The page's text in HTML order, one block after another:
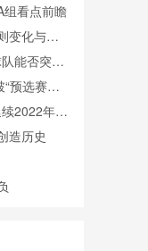
组看点前瞻
变化与分
队能否突
“预选赛之
续2022年黑
造历史